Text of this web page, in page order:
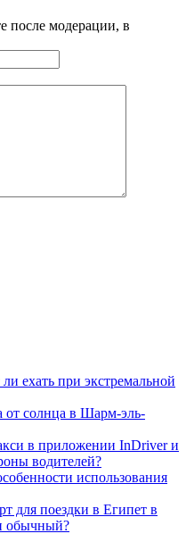
после модерации, в
ехать при экстремальной
от солнца в Шарм-эль-
в приложении InDriver и
водителей?
использования
для поездки в Египет в
обычный?